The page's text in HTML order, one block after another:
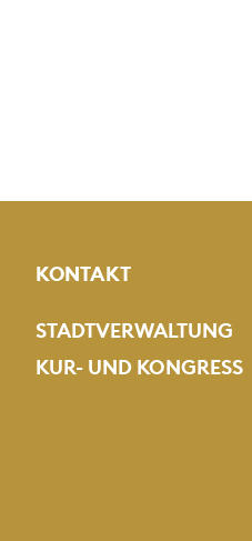
KONTAKT
STADTVERWALTUNG
KUR- UND KONGRESS